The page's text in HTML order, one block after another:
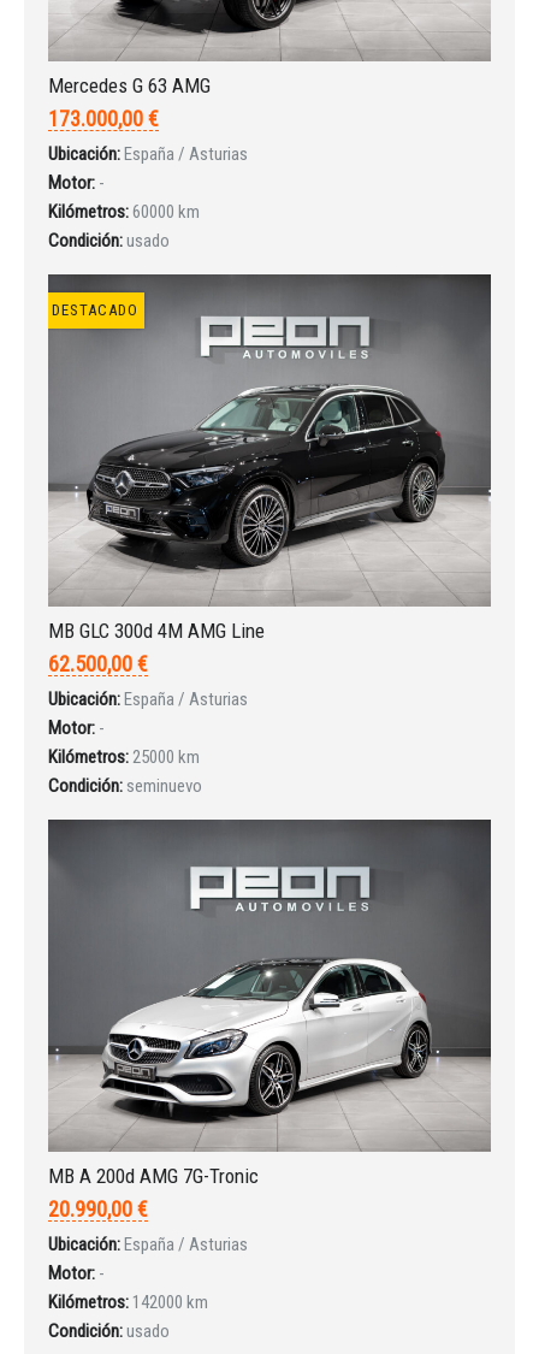
Iniciar sesión
INICIAR SESIÓN
¿Ha olvidado la contraseña?
Mercedes G 63 AMG
173.000,00 €
Ubicación:España / Asturias
Motor: -
Kilómetros:60000 km
Condición:usado
DESTACADO
MB GLC 300d 4M AMG Line
62.500,00 €
Ubicación:España / Asturias
Motor: -
Kilómetros:25000 km
Condición: seminuevo
MB A 200d AMG 7G-Tronic
20.990,00 €
Ubicación:España / Asturias
Motor: -
Kilómetros: 142000 km
Condición:usado